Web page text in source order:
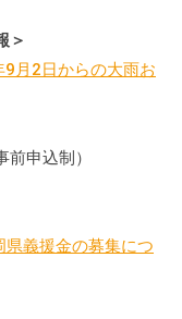
＞
月2日からの大雨お
前申込制）
義援金の募集につ